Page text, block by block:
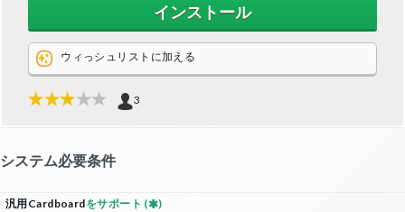
インストール
ウィっシュリストに加える
3
システム必要条件
汎用Cardboardをサポート (
)